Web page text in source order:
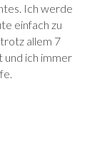
Ich werde
einfach zu
allem 7
und ich immer